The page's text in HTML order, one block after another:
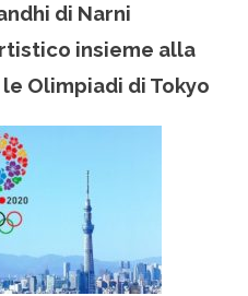
di Narni
insieme alla
Olimpiadi di Tokyo